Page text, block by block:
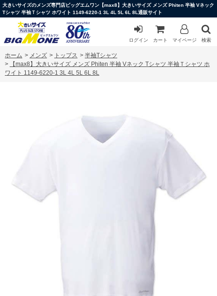
大きいサイズのメンズ専門店ビッグエムワン【max8】大きいサイズ メンズ Phiten 半袖 Vネック
Tシャツ 半袖Ｔシャツ ホワイト 1149-6220-1 3L 4L 5L 6L 8L通販サイト
ログイン カート マイページ 検索
ホーム > メンズ > トップス > 半袖Tシャツ
>
【max8】大きいサイズ メンズ Phiten 半袖 Vネック Tシャツ 半袖Ｔシャツ ホ
ワイト 1149-6220-1 3L 4L 5L 6L 8L